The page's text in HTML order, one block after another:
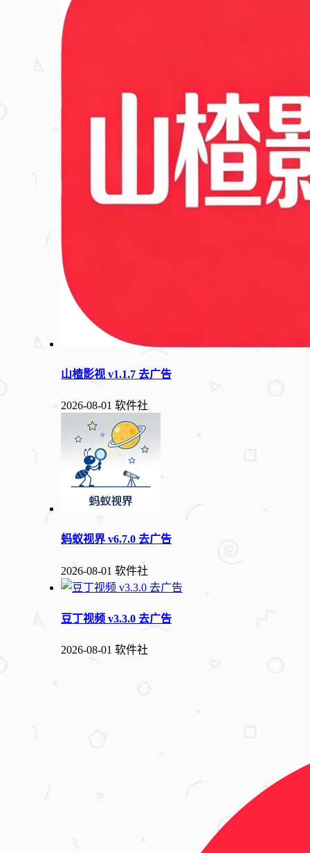
山楂影视 v1.1.7 去广告
2026-08-01 软件社
蚂蚁视界 v6.7.0 去广告
2026-08-01 软件社
豆丁视频 v3.3.0 去广告
2026-08-01 软件社